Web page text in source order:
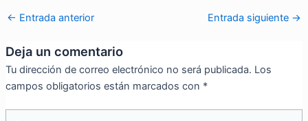
← Entrada anterior Entrada siguiente →
Deja un comentario
Tu dirección de correo electrónico no será publicada. Los
campos obligatorios están marcados con *